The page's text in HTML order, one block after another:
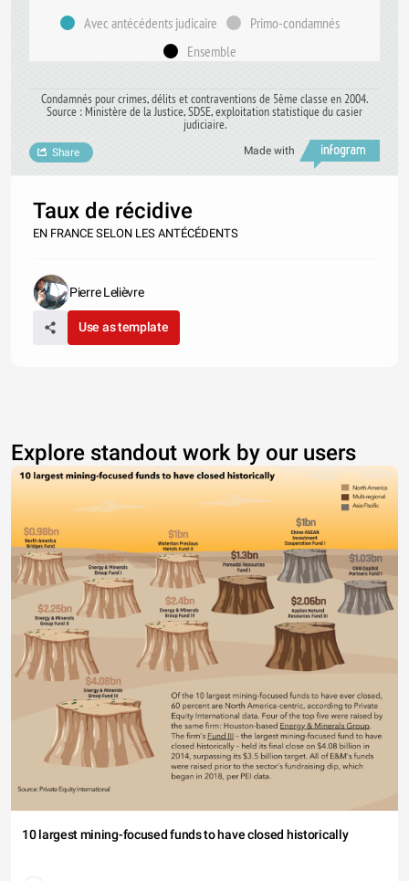
Avec antécédents judicaire
Primo-condamnés
Ensemble
Condamnés pour crimes, délits et contraventions de 5ème classe en 2004.
Source : Ministère de la Justice, SDSE, exploitation statistique du casier
judiciaire.
Made with
Share
Taux de récidive
EN FRANCE SELON LES ANTÉCÉDENTS
Pierre Lelièvre
Use as template
Explore standout work by our users
10 largest mining-focused funds to have closed historically